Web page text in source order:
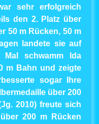
sehr erfolgreich
den 2. Platz über
50 m Rücken, 50 m
landete sie auf
schwamm Ida
m Bahn und zeigte
sogar Ihre
über 200
2010) freute sich
200 m Rücken